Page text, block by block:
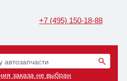
+7 (495) 150-18-88
заказа не выбран